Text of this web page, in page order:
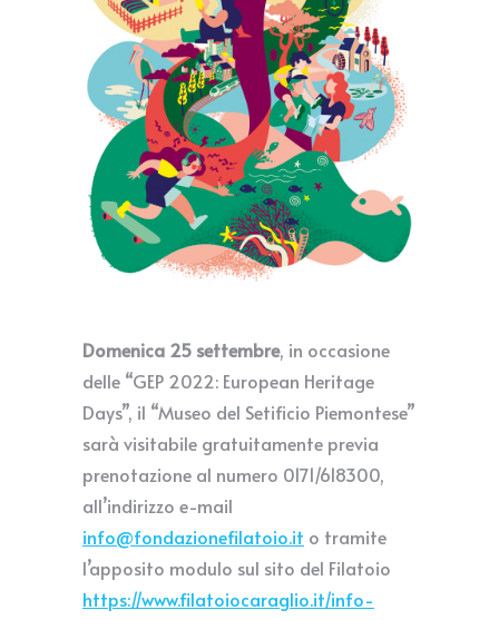
Domenica 25 settembre, in occasione
delle “GEP 2022: European Heritage
Days”, il “Museo del Setificio Piemontese”
sarà visitabile gratuitamente previa
prenotazione al numero 0171/618300,
all’indirizzo e-mail
info@fondazionefilatoio.it o tramite
l’apposito modulo sul sito del Filatoio
https://www.filatoiocaraglio.it/info-